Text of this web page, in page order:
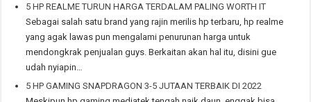
5 HP REALME TURUN HARGA TERDALAM PALING WORTH IT
Sebagai salah satu brand yang rajin merilis hp terbaru, hp realme
yang agak lawas pun mengalami penurunan harga untuk
mendongkrak penjualan guys. Berkaitan akan hal itu, disini gue
udah nyiapin…
5 HP GAMING SNAPDRAGON 3-5 JUTAAN TERBAIK DI 2022